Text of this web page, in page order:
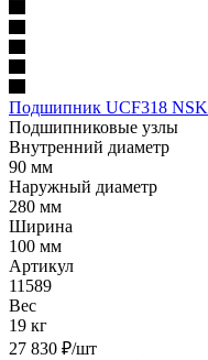
Подшипник UCF318 NSK
Подшипниковые узлы
Внутренний диаметр
90 мм
Наружный диаметр
280 мм
Ширина
100 мм
Артикул
11589
Вес
19 кг
27 830 ₽/шт